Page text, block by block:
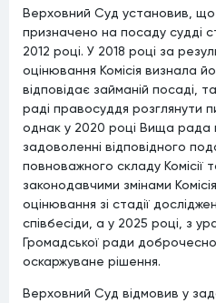
Верховний Суд установив,
призначено на посаду судді
2012 році. У 2018 році за
оцінювання Комісія визнала
відповідає займаній посаді,
раді правосуддя розглянути
однак у 2020 році Вища рада
задоволенні відповідного
повноважного складу Комісії
законодавчими змінами
оцінювання зі стадії
співбесіди, а у 2025 році, з
Громадської ради
оскаржуване рішення.
Верховний Суд відмовив у